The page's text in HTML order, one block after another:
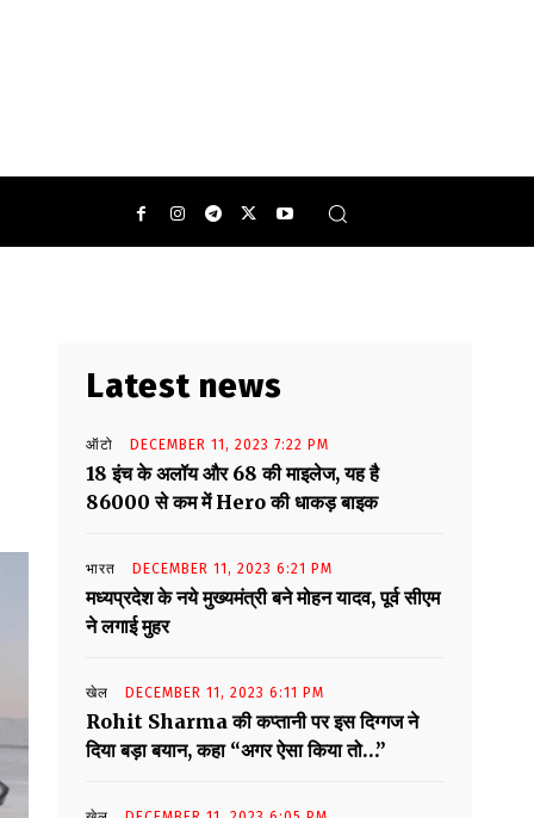
Latest news
ऑटो DECEMBER 11, 2023 7:22 PM
18 इंच के अलॉय और 68 की माइलेज, यह है
86000 से कम में Hero की धाकड़ बाइक
भारत DECEMBER 11, 2023 6:21 PM
मध्यप्रदेश के नये मुख्यमंत्री बने मोहन यादव, पूर्व सीएम
ने लगाई मुहर
खेल DECEMBER 11, 2023 6:11 PM
Rohit Sharma की कप्तानी पर इस दिग्गज ने
दिया बड़ा बयान, कहा “अगर ऐसा किया तो…”